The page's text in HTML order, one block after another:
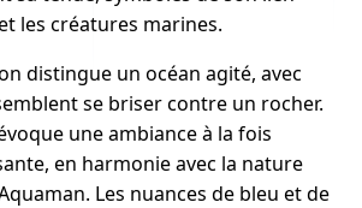
les créatures marines.
distingue un océan agité, avec
se briser contre un rocher.
une ambiance à la fois
en harmonie avec la nature
Les nuances de bleu et de